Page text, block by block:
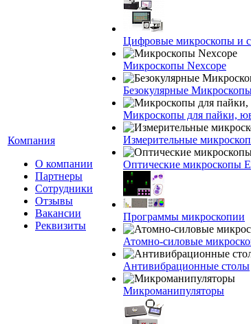
Компания
О компании
Партнеры
Сотрудники
Отзывы
Вакансии
Реквизиты
Цифровые микроскопы и
Микроскопы Nexcope
Безокулярные
Микроскопы для пайки,
Измерительные
Оптические микроскопы
Программы микроскопии
Атомно-силовые
Антивибрационные столы
Микроманипуляторы